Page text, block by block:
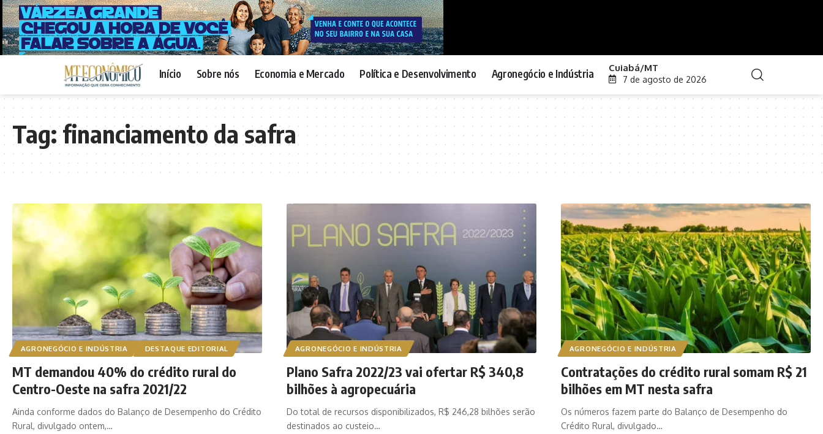
Início Sobre nós Economia e Mercado Política e Desenvolvimento Agronegócio e Indústria Cuiabá/MT
7 de agosto de 2026
Tag:financiamento da safra
AGRONEGÓCIO E INDÚSTRIA DESTAQUE EDITORIAL
MT demandou 40% do crédito rural do
Centro-Oeste na safra 2021/22
Ainda conforme dados do Balanço de Desempenho do Crédito
Rural, divulgado ontem,…
AGRONEGÓCIO E INDÚSTRIA
Plano Safra 2022/23 vai ofertar R$ 340,8
bilhões à agropecuária
Do total de recursos disponibilizados, R$ 246,28 bilhões serão
destinados ao custeio…
AGRONEGÓCIO E INDÚSTRIA
Contratações do crédito rural somam R$ 21
bilhões em MT nesta safra
Os números fazem parte do Balanço de Desempenho do
Crédito Rural, divulgado…